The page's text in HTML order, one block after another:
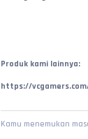
Produk kami lainnya:
https://
Kamu menemukan